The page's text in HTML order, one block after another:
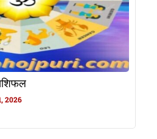
2026